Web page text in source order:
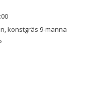
konstgräs 9-manna